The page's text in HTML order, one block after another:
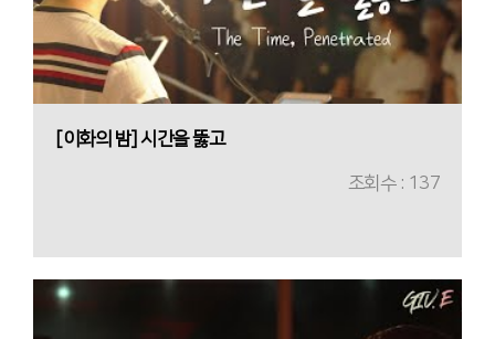
[이화의 밤] 시간을 뚫고
조회수 : 137